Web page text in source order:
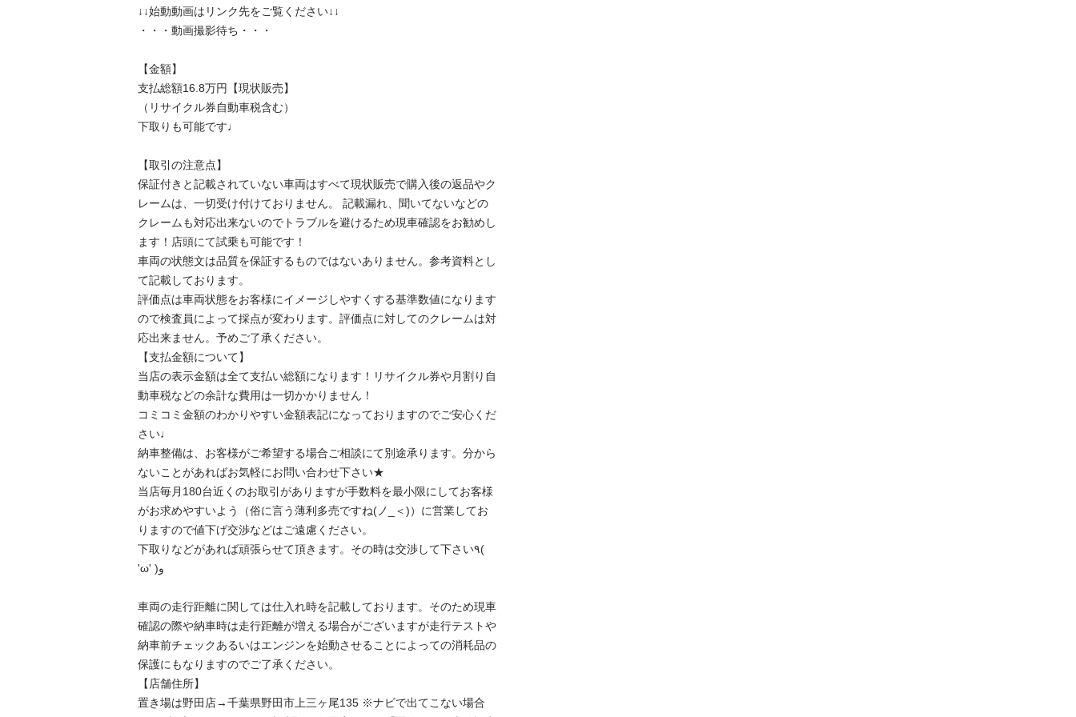
↓↓始動動画はリンク先をご覧ください↓↓
・・・動画撮影待ち・・・
【金額】
支払総額16.8万円【現状販売】
（リサイクル券自動車税含む）
下取りも可能です♩
【取引の注意点】
保証付きと記載されていない車両はすべて現状販売で購入後の返品やク
レームは、一切受け付けておりません。 記載漏れ、聞いてないなどの
クレームも対応出来ないのでトラブルを避けるため現車確認をお勧めし
ます！店頭にて試乗も可能です！
車両の状態文は品質を保証するものではないありません。参考資料とし
て記載しております。
評価点は車両状態をお客様にイメージしやすくする基準数値になります
ので検査員によって採点が変わります。評価点に対してのクレームは対
応出来ません。予めご了承ください。
【支払金額について】
当店の表示金額は全て支払い総額になります！リサイクル券や月割り自
動車税などの余計な費用は一切かかりません！
コミコミ金額のわかりやすい金額表記になっておりますのでご安心くだ
さい♩
納車整備は、お客様がご希望する場合ご相談にて別途承ります。分から
ないことがあればお気軽にお問い合わせ下さい★
当店毎月180台近くのお取引がありますが手数料を最小限にしてお客様
がお求めやすいよう（俗に言う薄利多売ですね(ノ_＜)）に営業してお
りますので値下げ交渉などはご遠慮ください。
下取りなどがあれば頑張らせて頂きます。その時は交渉して下さい٩(
'ω' )و
車両の走行距離に関しては仕入れ時を記載しております。そのため現車
確認の際や納車時は走行距離が増える場合がございますが走行テストや
納車前チェックあるいはエンジンを始動させることによっての消耗品の
保護にもなりますのでご了承ください。
【店舗住所】
置き場は野田店→千葉県野田市上三ヶ尾135 ※ナビで出てこない場合